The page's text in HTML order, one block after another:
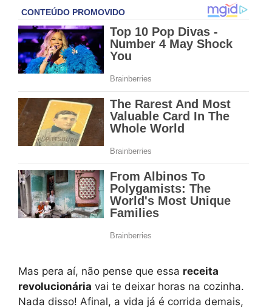
Mas pera aí, não pense que essa receita
revolucionária vai te deixar horas na cozinha.
Nada disso! Afinal, a vida já é corrida demais,